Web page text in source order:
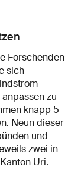
Forschenden
sich
zu
knapp 5
Neun dieser
und
zwei in
Uri.